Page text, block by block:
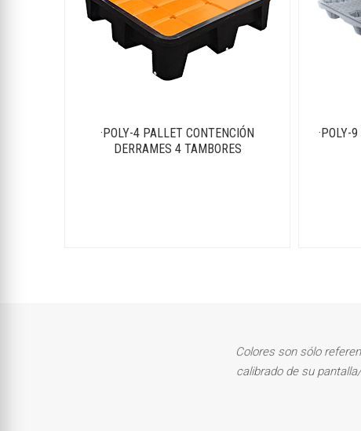
·POLY-4 PALLET CONTENCIÓN
DERRAMES 4 TAMBORES
·POLY-
Colores son sólo
calibrado de su